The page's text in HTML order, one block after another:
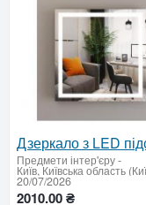
Предмети інтер'єру-
20/07/2026
2010.00 ₴